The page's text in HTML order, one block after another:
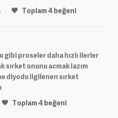
Toplam4 beğeni
gibi proseler daha hızlı ilerler
sırket onunu acmak lazım
diyodu ilgilenen sırket
Toplam4 beğeni